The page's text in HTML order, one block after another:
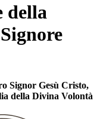
della
Signor Gesù Cristo,
della Divina Volontà